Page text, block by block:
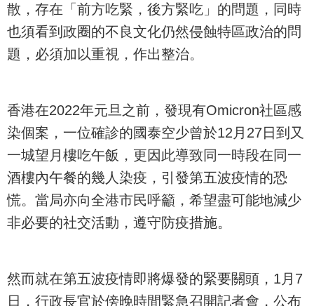
散，存在「前方吃緊，後方緊吃」的問題，同時
也須看到政圈的不良文化仍然侵蝕特區政治的問
題，必須加以重視，作出整治。
香港在2022年元旦之前，發現有Omicron社區感
染個案，一位確診的國泰空少曾於12月27日到又
一城望月樓吃午飯，更因此導致同一時段在同一
酒樓內午餐的幾人染疫，引發第五波疫情的恐
慌。當局亦向全港市民呼籲，希望盡可能地減少
非必要的社交活動，遵守防疫措施。
然而就在第五波疫情即將爆發的緊要關頭，1月7
日，行政長官於傍晚時間緊急召開記者會，公布